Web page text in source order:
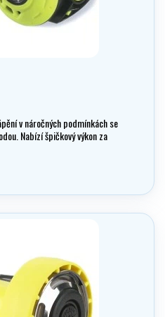
v náročných podmínkách se
Nabízí špičkový výkon za